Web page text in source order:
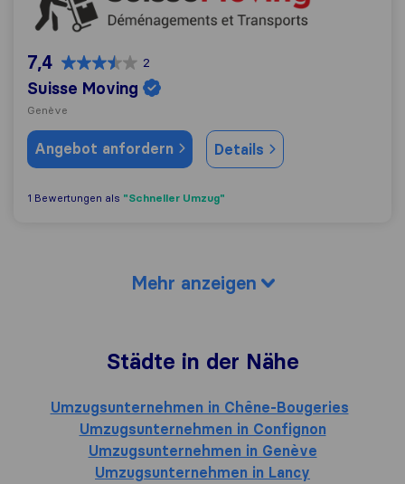
7,4 2
Suisse Moving
Genève
Angebot anfordern Details
1 Bewertungen als "Schneller Umzug"
Mehr anzeigen
Städte in der Nähe
Umzugsunternehmen in Chêne-Bougeries
Umzugsunternehmen in Confignon
Umzugsunternehmen in Genève
Umzugsunternehmen in Lancy